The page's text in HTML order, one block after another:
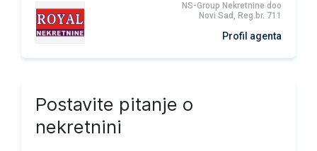
NS-Group Nekretnine doo
Novi Sad, Reg.br. 711
Profil agenta
Postavite pitanje o
nekretnini